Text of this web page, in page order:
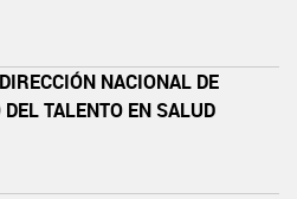
NACIONAL DE
TALENTO EN SALUD